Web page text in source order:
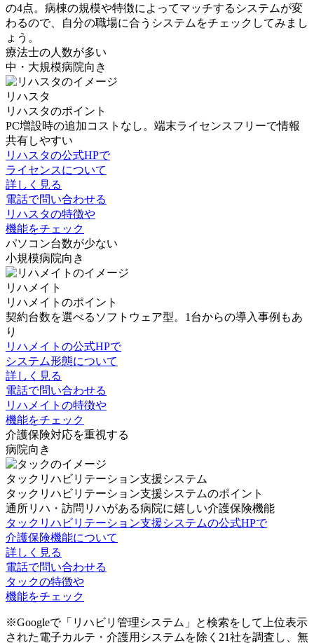
の4点。病棟の規模や特徴によってマッチするシステムが変
わるので、自分の職場に合うシステムをチェックしてみまし
ょう。
療法士の人数が多い
中・大規模病院向き
リハスタ
リハスタのポイント
PC増設時の追加コストなし。端末ライセンスフリーで情報
共有しやすい
リハスタの公式HPで
ライセンスについて
詳しく見る
電話で問い合わせる
リハスタの特徴や
機能をチェック
パソコン台数が少ない
小規模病院向き
リハメイト
リハメイトのポイント
契約台数を選べるソフトウェア型。1台からの導入事例もあ
り
リハメイトの公式HPで
システム形態について
詳しく見る
電話で問い合わせる
リハメイトの特徴や
機能をチェック
介護保険対応を重視する
病院向き
タックリハビリテーション支援システム
タックリハビリテーション支援システムのポイント
通所リハ・訪問リハがある病院に嬉しい介護保険機能
タックリハビリテーション支援システムの公式HPで
介護保険機能について
詳しく見る
電話で問い合わせる
タックの特徴や
機能をチェック
※Googleで「リハビリ管理システム」と検索をして上位表示
された電子カルテ・介護用システムを除く21社を調査し、無